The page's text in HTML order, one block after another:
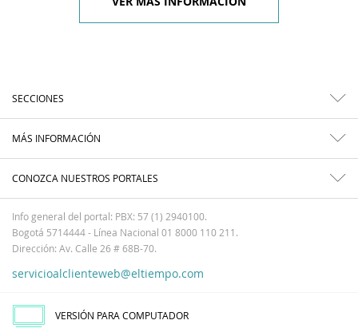
SECCIONES
MÁS INFORMACIÓN
CONOZCA NUESTROS PORTALES
Info general del portal: PBX: 57 (1) 2940100.
Bogotá 5714444 - Línea Nacional 01 8000 110 211.
Dirección: Av. Calle 26 # 68B-70.
servicioalclienteweb@eltiempo.com
VERSIÓN PARA COMPUTADOR